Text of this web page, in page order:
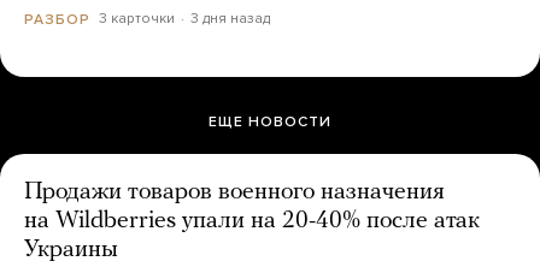
РАЗБОР 3 карточки 3 дня назад
ЕЩЕ НОВОСТИ
Продажи товаров военного назначения
на Wildberries упали на 20-40% после атак
Украины